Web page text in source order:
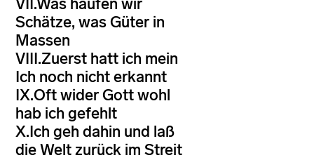
VII.Was häufen wir
Schätze, was Güter in
Massen
VIII.Zuerst hatt ich mein
Ich noch nicht erkannt
IX.Oft wider Gott wohl
hab ich gefehlt
X.Ich geh dahin und laß
die Welt zurück im Streit